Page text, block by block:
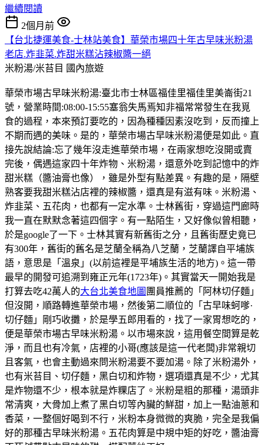
繼續閱讀
2個月前
【台北捷運美食-士林站美食】華榮市場四十年古早味米粉湯
老店.炸韭菜.炸甜米糕沾辣椒醬一絕
米粉湯/米苔目 國內旅遊
華榮市場古早味米粉湯:臺北市士林區福佳里福佳里美崙街21
號，營業時間:08:00-15:55塞翁失馬焉知非福常常發生在我覓
食的過程，本來預訂要吃的，因為種種因素沒吃到，反而撞上
不期而遇的美味。是的，華榮市場古早味米粉湯便是如此。直
接先說結論:忘了幾年沒走進華榮市場，在兩家想吃沒開或賣
完後，偶遇這家四十年炸物、米粉湯，還意外吃到記憶中的炸
甜米糕（醬油膏也像），雖是外型有點差異。有趣的是，隔壁
熟客要我甜米糕沾店裡的辣椒醬，還真是有滋有味。米粉湯、
炸韭菜、五花肉，也都有一定水準。士林舊街，穿過這門廊時
我一直在默默念著這四個字。有一點陌生，又好像似曾相聽，
於是google了一下。士林其實有新舊街之分，且舊街歷史竟已
有300年，舊街的舊名是芝蘭全稱為八芝蘭，芝蘭譯自平埔族
語，意思是「溫泉」(以前這裡是平埔族生活的地方)。這一帶
最早的開發可追溯到雍正元年(1723年)。其實當天一開始我是
打算去吃42萬人的大台北美食地圖 團員推薦的「阿林切仔麵」
但沒開，順路轉進華榮市場，然後第二順位的「古早味蚵嗲·
切仔麵」剛巧收攤，於是學五郎用看的，找了一家胃想吃的，
便是華榮市場古早味米粉湯。以市場來說，這用餐空間算是乾
淨，而且也有冷氣，店裡的小哥(應該是這一代老闆)非常親切
且客氣，也會主動過來問米粉湯要不要加湯。除了米粉湯外，
也有米苔目、切仔麵，黑白切和炸物，選項還真是不少，尤其
是炸物還不少，根本就是炸粿店了。米粉是粗的那種，湯頭非
常清爽，大骨加上煮了黑白切等內臟的鮮甜，加上一點油蔥和
香菜，一整個好喝到不行，米粉本身微微的爽脆，完全是我偏
好的那種古早味米粉湯。五花肉算是中規中矩的好吃，醬油膏